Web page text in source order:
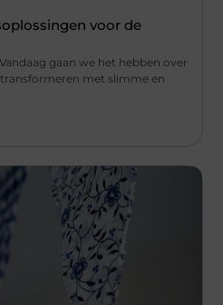
voor de
gaan we het hebben over
met slimme en